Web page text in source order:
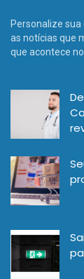
Personalize
as notícias que
que acontece